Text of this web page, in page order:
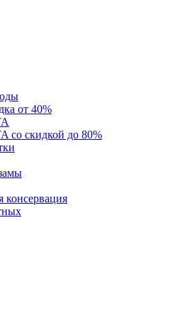
от 40%
со скидкой до 80%
консервация